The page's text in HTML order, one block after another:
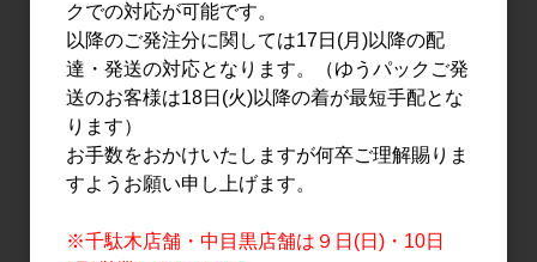
ワイン
シャンテワイン ますかっ
とべーりーA PULS
2020 750ml
2,000円
ヒトミワイナリー Soif
Rouge(ソワフ・ルージュ)
2023 720ml
1,900円
クでの対応が可能です。
以降のご発注分に関しては17日(月)以降の配
達・発送の対応となります。（ゆうパックご発
送のお客様は18日(火)以降の着が最短手配とな
ります）
お手数をおかけいたしますが何卒ご理解賜りま
すようお願い申し上げます。
※千駄木店舗・中目黒店舗は９日(日)・10日